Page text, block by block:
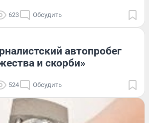
623 Обсудить
автопробег
и скорби»
524 Обсудить